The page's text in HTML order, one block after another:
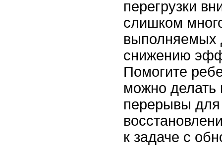
перегрузки
слишком
выполняемых
снижению
Помогите
можно
перерывы
к задаче с